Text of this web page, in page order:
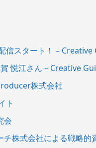
信スタート！ – Creative
悦江さん – Creative
株式会社
ト
会
株式会社による戦略的